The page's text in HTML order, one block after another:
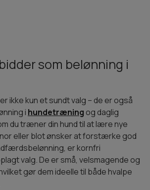
som belønning i
ikke kun et sundt valg – de er også
i hundetræning og daglig
du træner din hund til at lære nye
eller blot ønsker at forstærke god
er kornfri
valg. De er små, velsmagende og
gør dem ideelle til både hvalpe